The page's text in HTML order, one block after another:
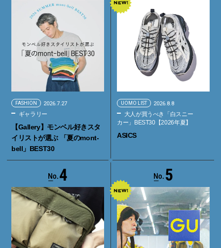
FASHION 2026.7.27
ギャラリー
【Gallery】モンベル好きスタ
イリストが選ぶ 「夏のmont-
bell」BEST30
UOMO LIST 2026.8.8
大人が買うべき「白スニー
カー」BEST30【2026年夏】
ASICS
4 5